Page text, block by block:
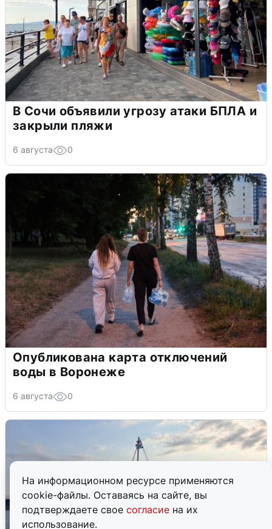
На информационном ресурсе применяются
cookie-файлы. Оставаясь на сайте, вы
подтверждаете свое согласие на их
использование.
В Сочи объявили угрозу атаки БПЛА и
закрыли пляжи
6 августа 0
Опубликована карта отключений
воды в Воронеже
6 августа 0